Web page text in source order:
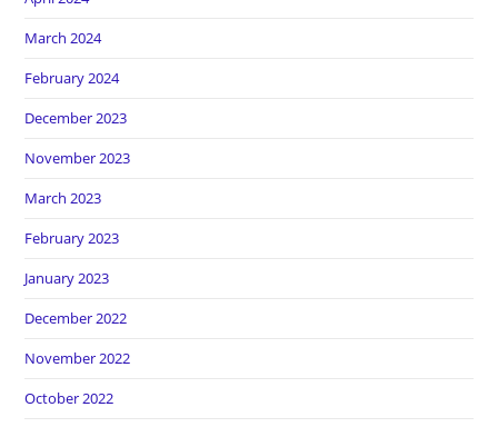
March 2024
February 2024
December 2023
November 2023
March 2023
February 2023
January 2023
December 2022
November 2022
October 2022